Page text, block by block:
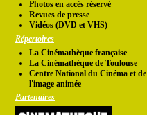
Photos en accés réservé
Revues de presse
Vidéos (DVD et VHS)
Répertoires
La Cinémathèque française
La Cinémathèque de Toulouse
Centre National du Cinéma et de
l'image animée
Partenaires